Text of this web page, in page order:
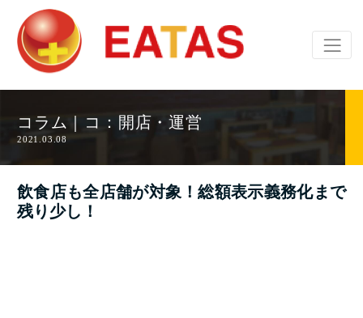
コラム｜コ：開店・運営
2021.03.08
飲食店も全店舗が対象！総額表示義務化まで
残り少し！